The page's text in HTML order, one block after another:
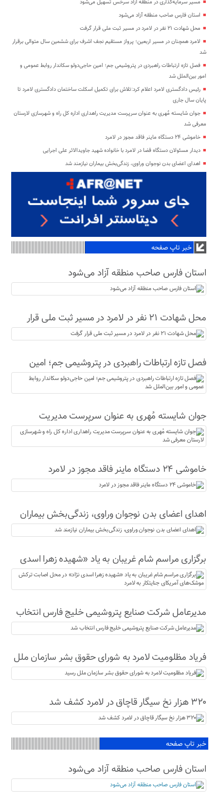
مسیر سرمایه‌گذاری در منطقه آزاد سرخس تسهیل می‌شود
استان فارس صاحب منطقه آزاد می‌شود
محل شهادت ۲۱ نفر در لامرد در مسیر ثبت ملی قرار گرفت
لامرد همچنان در مسیر اربعین؛ پرواز مستقیم نجف اشرف برای ششمین سال متوالی برقرار
شد
فصل تازه ارتباطات راهبردی در پتروشیمی جم؛ امین حاجی‌دولو سکاندار روابط عمومی و
امور بین‌الملل شد
رئیس دادگستری لامرد اعلام کرد:تلاش برای تکمیل اسکلت ساختمان دادگستری لامرد تا
پایان سال جاری
جوان شایسته مُهری به عنوان سرپرست مدیریت راهداری اداره کل راه و شهرسازی لارستان
معرفی شد
خاموشی ۲۴ دستگاه ماینر فاقد مجوز در لامرد
دیدار مسئولان دستگاه قضا در لامرد با خانواده شهید جاویدالاثر علی اجرایی
اهدای اعضای بدن نوجوان وراوی، زندگی‌بخش بیماران نیازمند شد
خبر تاپ صفحه
استان فارس صاحب منطقه آزاد می‌شود
محل شهادت ۲۱ نفر در لامرد در مسیر ثبت ملی قرار
گرفت
فصل تازه ارتباطات راهبردی در پتروشیمی جم؛ امین
حاجی‌دولو سکاندار روابط عمومی و امور بین‌الملل شد
جوان شایسته مُهری به عنوان سرپرست مدیریت
راهداری اداره کل راه و شهرسازی لارستان معرفی شد
خاموشی ۲۴ دستگاه ماینر فاقد مجوز در لامرد
اهدای اعضای بدن نوجوان وراوی، زندگی‌بخش بیماران
نیازمند شد
برگزاری مراسم شام غریبان به یاد «شهیده زهرا اسدی
نژاد» در محل اصابت ترکش موشک‌های آمریکای
جنایتکار به لامرد
مدیرعامل شرکت صنایع پتروشیمی خلیج فارس انتخاب
شد
فریاد مظلومیت لامرد به شورای حقوق بشر سازمان ملل
رسید
۳۲۰ هزار نخ سیگار قاچاق در لامرد کشف شد
خبر تاپ صفحه
استان فارس صاحب منطقه آزاد می‌شود